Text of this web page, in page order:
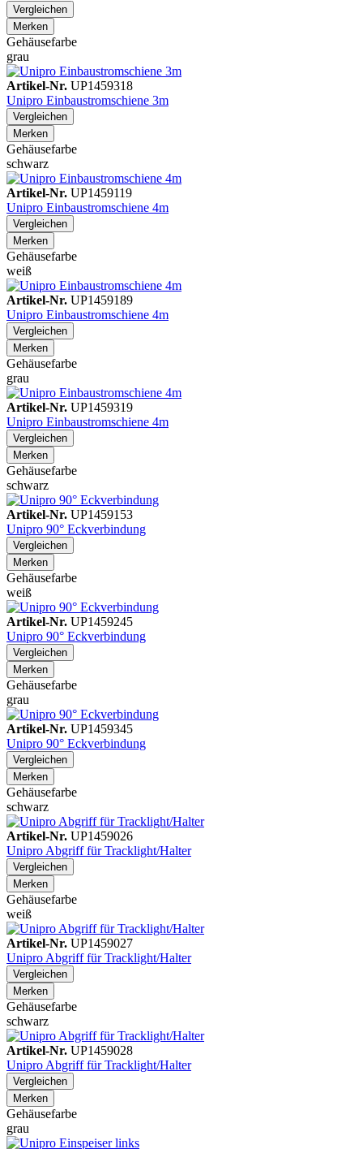
Vergleichen
Merken
Gehäusefarbe
grau
Artikel-Nr. UP1459318
Unipro Einbaustromschiene 3m
Vergleichen
Merken
Gehäusefarbe
schwarz
Artikel-Nr. UP1459119
Unipro Einbaustromschiene 4m
Vergleichen
Merken
Gehäusefarbe
weiß
Artikel-Nr. UP1459189
Unipro Einbaustromschiene 4m
Vergleichen
Merken
Gehäusefarbe
grau
Artikel-Nr. UP1459319
Unipro Einbaustromschiene 4m
Vergleichen
Merken
Gehäusefarbe
schwarz
Artikel-Nr. UP1459153
Unipro 90° Eckverbindung
Vergleichen
Merken
Gehäusefarbe
weiß
Artikel-Nr. UP1459245
Unipro 90° Eckverbindung
Vergleichen
Merken
Gehäusefarbe
grau
Artikel-Nr. UP1459345
Unipro 90° Eckverbindung
Vergleichen
Merken
Gehäusefarbe
schwarz
Artikel-Nr. UP1459026
Unipro Abgriff für Tracklight/Halter
Vergleichen
Merken
Gehäusefarbe
weiß
Artikel-Nr. UP1459027
Unipro Abgriff für Tracklight/Halter
Vergleichen
Merken
Gehäusefarbe
schwarz
Artikel-Nr. UP1459028
Unipro Abgriff für Tracklight/Halter
Vergleichen
Merken
Gehäusefarbe
grau